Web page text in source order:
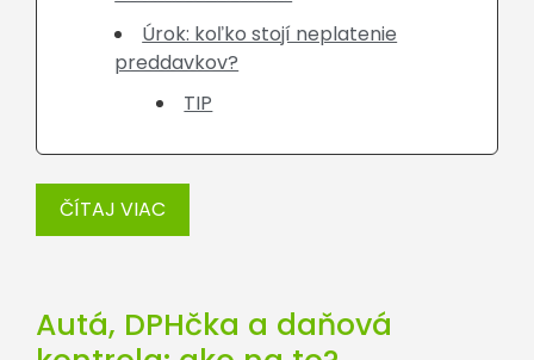
Úrok: koľko stojí neplatenie
preddavkov?
TIP
ČÍTAJ VIAC
Autá, DPHčka a daňová